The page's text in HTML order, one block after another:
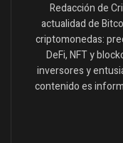
Redacción de
actualidad de
criptomonedas:
DeFi, NFT y
inversores y
contenido es